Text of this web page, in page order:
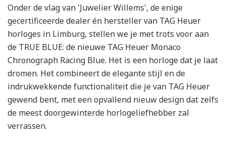
Onder de vlag van 'Juwelier Willems', de enige
gecertificeerde dealer én hersteller van TAG Heuer
horloges in Limburg, stellen we je met trots voor aan
de TRUE BLUE: de nieuwe TAG Heuer Monaco
Chronograph Racing Blue. Het is een horloge dat je laat
dromen. Het combineert de elegante stijl en de
indrukwekkende functionaliteit die je van TAG Heuer
gewend bent, met een opvallend nieuw design dat zelfs
de meest doorgewinterde horlogeliefhebber zal
verrassen.